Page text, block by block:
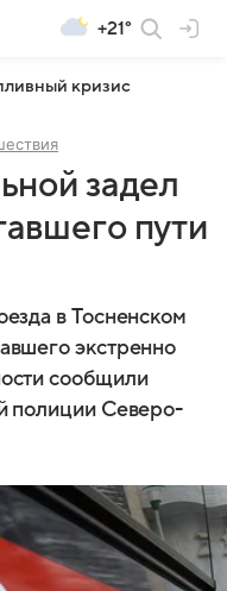
+21°
кризис
задел
пути
в Тосненском
экстренно
сообщили
полиции Северо-